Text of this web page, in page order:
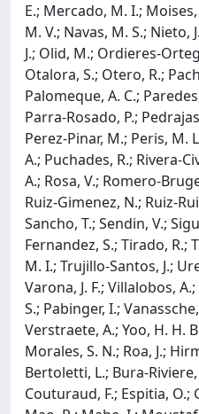
E.; Mercado, M. I.;
M. V.; Navas, M. S.; Nieto,
J.; Olid, M.; Ordieres-
Otalora, S.; Otero, R.;
Palomeque, A. C.;
Parra-Rosado, P.;
Perez-Pinar, M.; Peris, M.
A.; Puchades, R.; Rivera-
A.; Rosa, V.; Romero-
Ruiz-Gimenez, N.; Ruiz-
Sancho, T.; Sendin, V.;
Fernandez, S.; Tirado, R.;
M. I.; Trujillo-Santos, J.;
Varona, J. F.; Villalobos,
S.; Pabinger, I.;
Verstraete, A.; Yoo, H. H.
Morales, S. N.; Roa, J.;
Bertoletti, L.; Bura-Riviere,
Couturaud, F.; Espitia, O.;